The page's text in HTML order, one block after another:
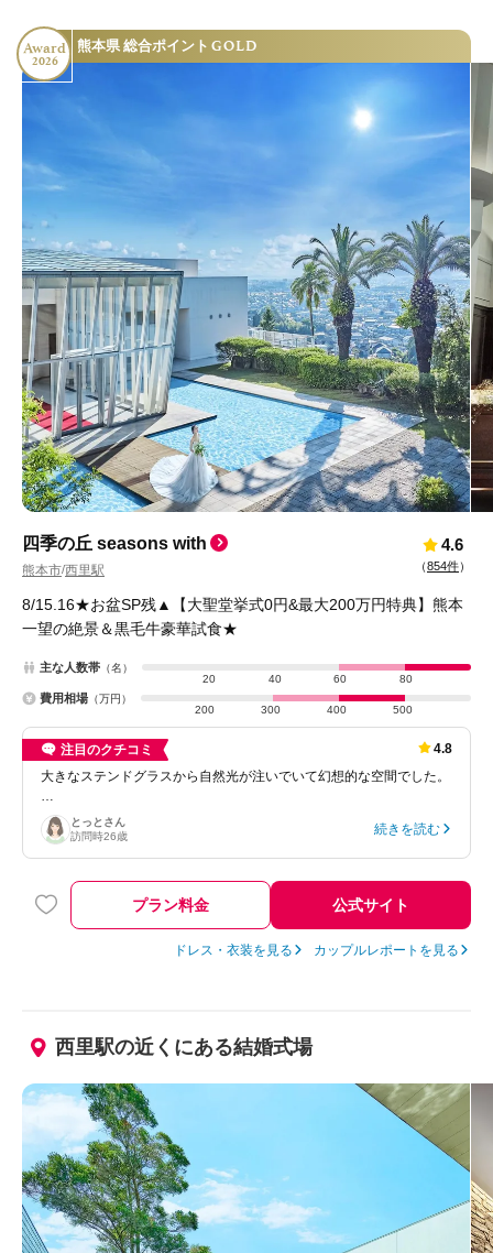
Award
2026
熊本県 総合ポイント GOLD
四季の丘 seasons with
熊本市/西里駅
4.6
（854件）
8/15.16★お盆SP残▲【大聖堂挙式0円&最大200万円特典】熊本
一望の絶景＆黒毛牛豪華試食★
主な人数帯 （名）
20
40 60 80
費用相場 （万円）
200
300 400 500
注目のクチコミ
4.8
大きなステンドグラスから自然光が注いでいて幻想的な空間でした。
とっと さん
訪問時26歳 続きを読む
プラン料金 公式サイト
ドレス・衣装を見る カップルレポートを見る
西里駅の近くにある結婚式場